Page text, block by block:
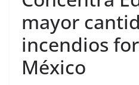
mayor
incendios
México